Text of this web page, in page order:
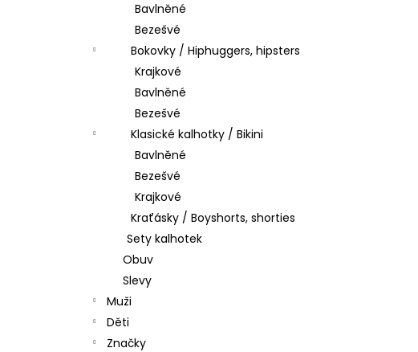
Bavlněné
Bezešvé
Bokovky / Hiphuggers, hipsters
Krajkové
Bavlněné
Bezešvé
Klasické kalhotky / Bikini
Bavlněné
Bezešvé
Krajkové
Kraťásky / Boyshorts, shorties
Sety kalhotek
Obuv
Slevy
Muži
Děti
Značky